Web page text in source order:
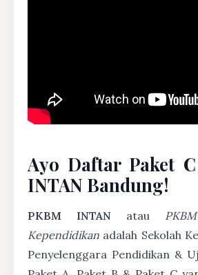
Ayo Daftar Paket
INTAN Bandung!
PKBM INTAN atau
Kependidikan adalah Sekolah
Penyelenggara Pendidikan &